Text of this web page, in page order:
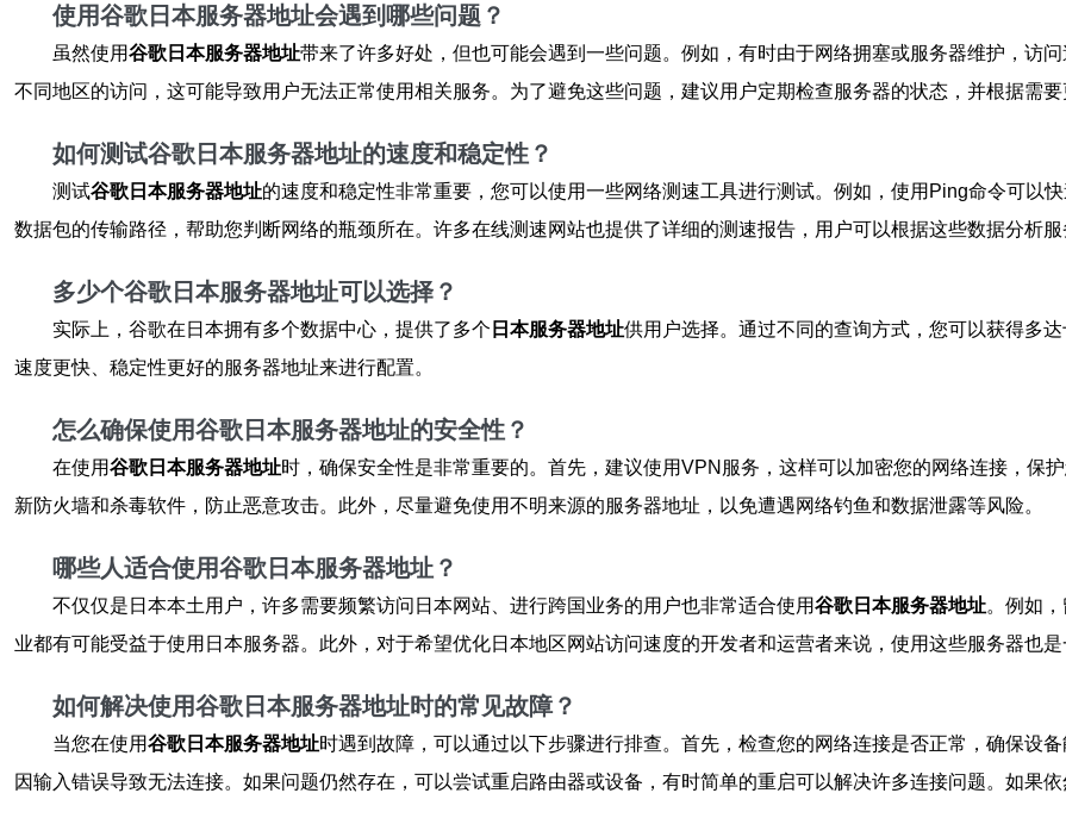
使用谷歌日本服务器地址会遇到哪些问题？
虽然使用谷歌日本服务器地址带来了许多好处，但也可能会遇到一些问题。例如，有时由于网络拥塞或服务器维护，访
不同地区的访问，这可能导致用户无法正常使用相关服务。为了避免这些问题，建议用户定期检查服务器的状态，并根据需要
如何测试谷歌日本服务器地址的速度和稳定性？
测试谷歌日本服务器地址的速度和稳定性非常重要，您可以使用一些网络测速工具进行测试。例如，使用Ping命令可以
数据包的传输路径，帮助您判断网络的瓶颈所在。许多在线测速网站也提供了详细的测速报告，用户可以根据这些数据分析服
多少个谷歌日本服务器地址可以选择？
实际上，谷歌在日本拥有多个数据中心，提供了多个 日本服务器地址供用户选择。通过不同的查询方式，您可以获得多
速度更快、稳定性更好的服务器地址来进行配置。
怎么确保使用谷歌日本服务器地址的安全性？
在使用谷歌日本服务器地址时，确保安全性是非常重要的。首先，建议使用VPN服务，这样可以加密您的网络连接，保
新防火墙和杀毒软件，防止恶意攻击。此外，尽量避免使用不明来源的服务器地址，以免遭遇网络钓鱼和数据泄露等风险。
哪些人适合使用谷歌日本服务器地址？
不仅仅是日本本土用户，许多需要频繁访问日本网站、进行跨国业务的用户也非常适合使用谷歌日本服务器地址。例如
业都有可能受益于使用日本服务器。此外，对于希望优化日本地区网站访问速度的开发者和运营者来说，使用这些服务器也是
如何解决使用谷歌日本服务器地址时的常见故障？
当您在使用谷歌日本服务器地址时遇到故障，可以通过以下步骤进行排查。首先，检查您的网络连接是否正常，确保设
因输入错误导致无法连接。如果问题仍然存在，可以尝试重启路由器或设备，有时简单的重启可以解决许多连接问题。如果